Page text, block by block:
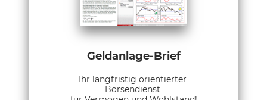
Geldanlage-Brief
Ihr langfristig orientierter
Börsendienst